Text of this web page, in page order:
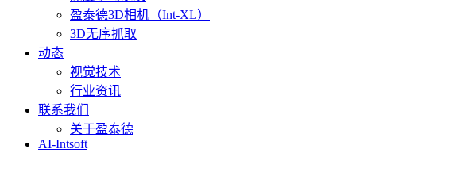
盈泰德3D相机（Int-XL）
3D无序抓取
动态
视觉技术
行业资讯
联系我们
关于盈泰德
AI-Intsoft